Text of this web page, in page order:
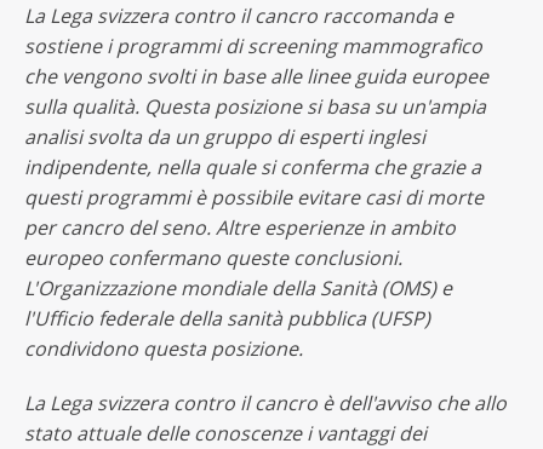
La Lega svizzera contro il cancro raccomanda e
sostiene i programmi di screening mammografico
che vengono svolti in base alle linee guida europee
sulla qualità. Questa posizione si basa su un'ampia
analisi svolta da un gruppo di esperti inglesi
indipendente, nella quale si conferma che grazie a
questi programmi è possibile evitare casi di morte
per cancro del seno. Altre esperienze in ambito
europeo confermano queste conclusioni.
L'Organizzazione mondiale della Sanità (OMS) e
l'Ufficio federale della sanità pubblica (UFSP)
condividono questa posizione.
La Lega svizzera contro il cancro è dell'avviso che allo
stato attuale delle conoscenze i vantaggi dei